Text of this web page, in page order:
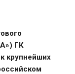
ГК
крупнейших